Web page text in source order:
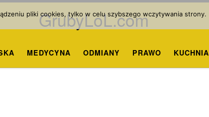
GrubyLoL.com
MEDYCYNA ODMIANY PRAWO KUCHNIA
pliki cookies, tylko w celu szybszego wczytywania strony.